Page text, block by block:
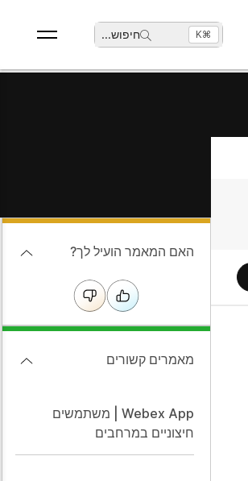
חיפוש... ⌘K
האם המאמר הועיל לך?
מאמרים קשורים
Webex App | משתמשים
חיצוניים במרחבים